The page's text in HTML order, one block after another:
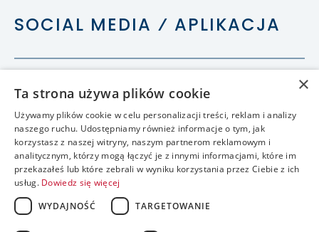
SOCIAL MEDIA ⁄ APLIKACJA
×
Ta strona używa plików cookie
Używamy plików cookie w celu personalizacji treści, reklam i analizy
naszego ruchu. Udostępniamy również informacje o tym, jak
korzystasz z naszej witryny, naszym partnerom reklamowym i
analitycznym, którzy mogą łączyć je z innymi informacjami, które im
przekazałeś lub które zebrali w wyniku korzystania przez Ciebie z ich
usług. Dowiedz się więcej
WYDAJNOŚĆ
TARGETOWANIE